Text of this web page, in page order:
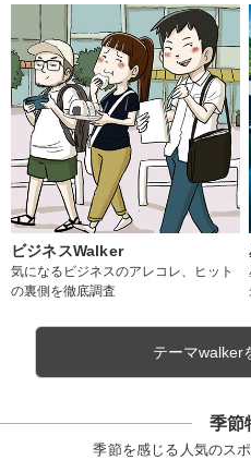
ビジネスWalker
気になるビジネスのアレコレ、ヒット
の裏側を徹底調査
テーマwalker
季節
季節を感じる人気のス